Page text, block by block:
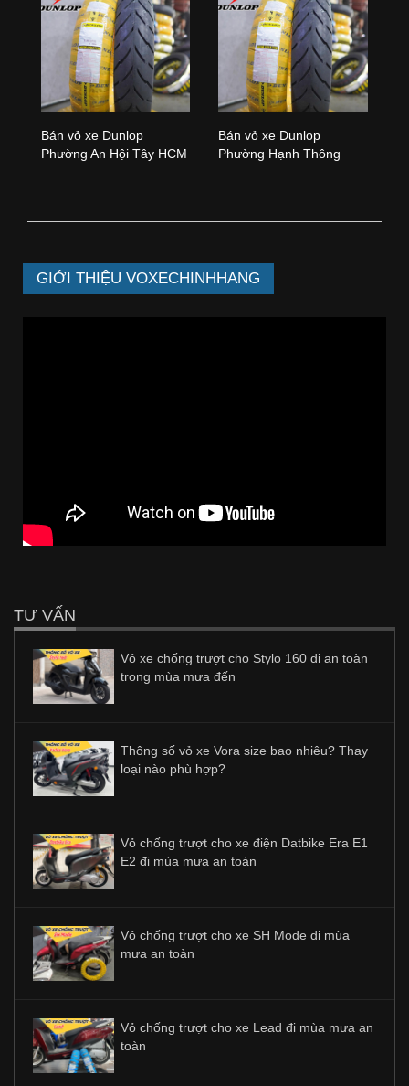
Bán vỏ xe Dunlop
Phường An Hội Tây HCM
Bán vỏ xe Dunlop
Phường Hạnh Thông
GIỚI THIỆU VOXECHINHHANG
TƯ VẤN
Vỏ xe chống trượt cho Stylo 160 đi an toàn
trong mùa mưa đến
Thông số vỏ xe Vora size bao nhiêu? Thay
loại nào phù hợp?
Vỏ chống trượt cho xe điện Datbike Era E1
E2 đi mùa mưa an toàn
Vỏ chống trượt cho xe SH Mode đi mùa
mưa an toàn
Vỏ chống trượt cho xe Lead đi mùa mưa an
toàn